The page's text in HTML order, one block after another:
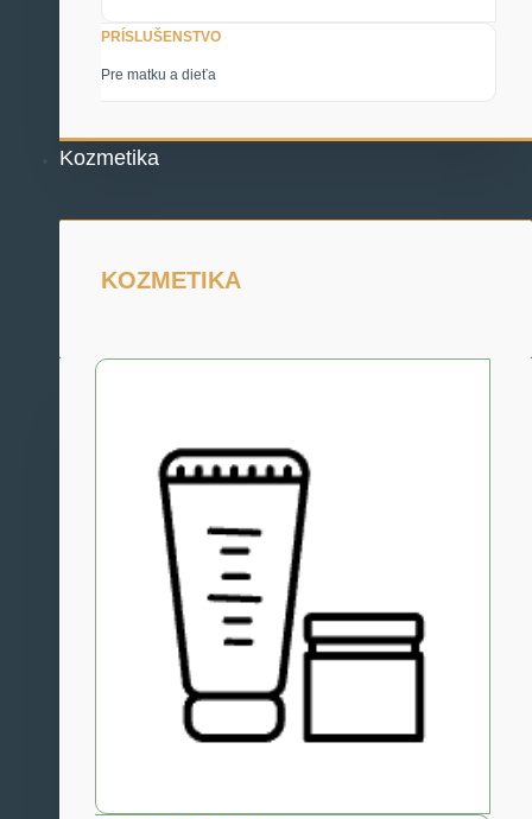
PRÍSLUŠENSTVO
Pre matku a dieťa
Kozmetika
KOZMETIKA